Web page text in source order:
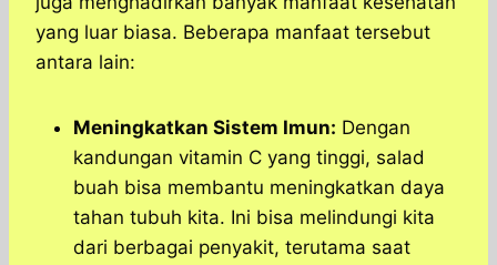
yang luar biasa. Beberapa manfaat tersebut
antara lain:
Meningkatkan Sistem Imun: Dengan
kandungan vitamin C yang tinggi, salad
buah bisa membantu meningkatkan daya
tahan tubuh kita. Ini bisa melindungi kita
dari berbagai penyakit, terutama saat